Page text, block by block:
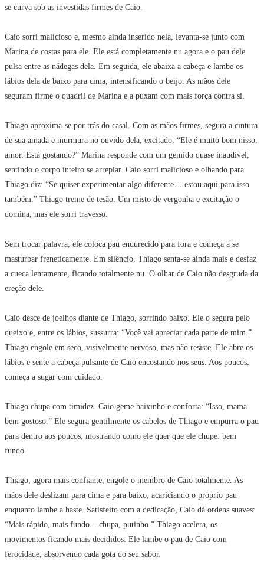
se curva sob as investidas firmes de Caio.
Caio sorri malicioso e, mesmo ainda inserido nela, levanta-se junto com
Marina de costas para ele. Ele está completamente nu agora e o pau dele
pulsa entre as nádegas dela. Em seguida, ele abaixa a cabeça e lambe os
lábios dela de baixo para cima, intensificando o beijo. As mãos dele
seguram firme o quadril de Marina e a puxam com mais força contra si.
Thiago aproxima-se por trás do casal. Com as mãos firmes, segura a cintura
de sua amada e murmura no ouvido dela, excitado: “Ele é muito bom nisso,
amor. Está gostando?” Marina responde com um gemido quase inaudível,
sentindo o corpo inteiro se arrepiar. Caio sorri malicioso e olhando para
Thiago diz: “Se quiser experimentar algo diferente… estou aqui para isso
também.” Thiago treme de tesão. Um misto de vergonha e excitação o
domina, mas ele sorri travesso.
Sem trocar palavra, ele coloca pau endurecido para fora e começa a se
masturbar freneticamente. Em silêncio, Thiago senta-se ainda mais e desfaz
a cueca lentamente, ficando totalmente nu. O olhar de Caio não desgruda da
ereção dele.
Caio desce de joelhos diante de Thiago, sorrindo baixo. Ele o segura pelo
queixo e, entre os lábios, sussurra: “Você vai apreciar cada parte de mim.”
Thiago engole em seco, visivelmente nervoso, mas não resiste. Ele abre os
lábios e sente a cabeça pulsante de Caio encostando nos seus. Aos poucos,
começa a sugar com cuidado.
Thiago chupa com timidez. Caio geme baixinho e conforta: “Isso, mama
bem gostoso.” Ele segura gentilmente os cabelos de Thiago e empurra o pau
para dentro aos poucos, mostrando como ele quer que ele chupe: bem
fundo.
Thiago, agora mais confiante, engole o membro de Caio totalmente. As
mãos dele deslizam para cima e para baixo, acariciando o próprio pau
enquanto lambe a haste. Satisfeito com a dedicação, Caio dá ordens suaves:
“Mais rápido, mais fundo... chupa, putinho.” Thiago acelera, os
movimentos ficando mais decididos. Ele lambe o pau de Caio com
ferocidade, absorvendo cada gota do seu sabor.